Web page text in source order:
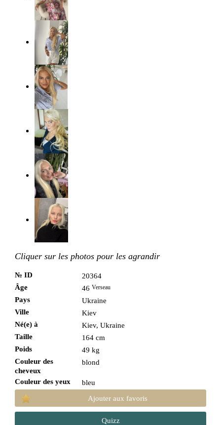
Cliquer sur les photos pour les agrandir
№ ID
20364
Âge
46 Verseau
Pays
Ukraine
Ville
Kiev
Né(e) à
Kiev, Ukraine
Taille
164 cm
Poids
49 kg
Couleur des
cheveux
blond
Couleur des yeux
bleu
Ajouter aux favoris
Quizz